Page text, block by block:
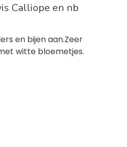
Calliope en nb
en bijen aan.Zeer
witte bloemetjes.